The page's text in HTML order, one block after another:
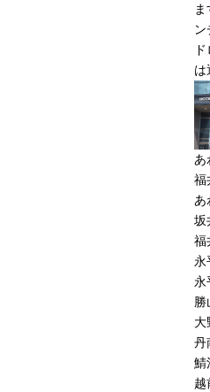
は
あ
福
あ
坂
福
永
永
勝
大
丹
鯖
越